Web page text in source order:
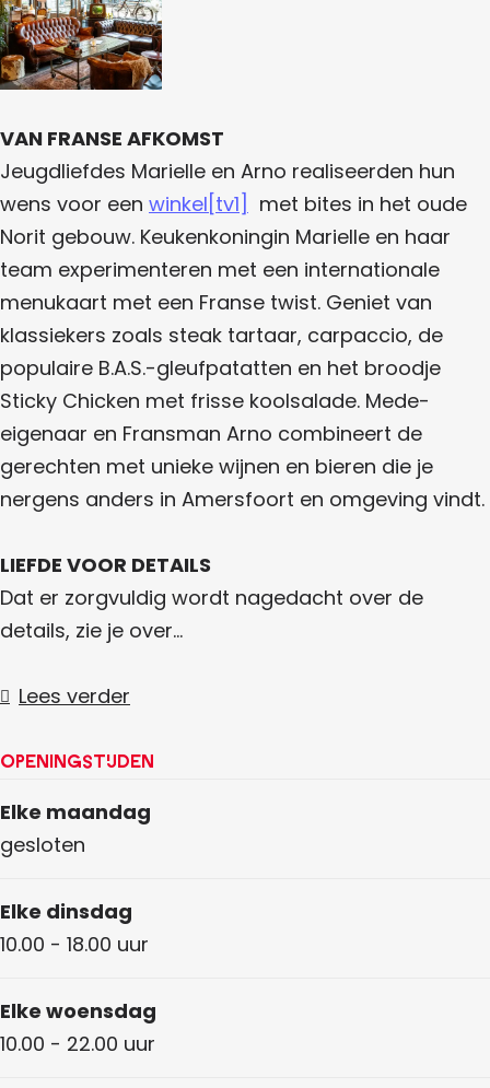
n
d
t
o
r
e
eo
r
e
S
t
o
r
e
B
.
.
S
B
i
t
e
s
A
n
d
S
t
r
e
m
B
A
.
S
B
i
t
e
s
A
n
d
S
o
r
e
VAN FRANSE AFKOMST
Jeugdliefdes Marielle en Arno realiseerden hun
wens voor een winkel [tv1] met bites in het oude
Norit gebouw. Keukenkoningin Marielle en haar
team experimenteren met een internationale
menukaart met een Franse twist. Geniet van
klassiekers zoals steak tartaar, carpaccio, de
populaire B.A.S.-gleufpatatten en het broodje
Sticky Chicken met frisse koolsalade. Mede-
eigenaar en Fransman Arno combineert de
gerechten met unieke wijnen en bieren die je
nergens anders in Amersfoort en omgeving vindt.
LIEFDE VOOR DETAILS
Dat er zorgvuldig wordt nagedacht over de
details, zie je over…
Lees verder
Openingstijden
Elke maandag
gesloten
Elke dinsdag
10.00 - 18.00 uur
Elke woensdag
10.00 - 22.00 uur